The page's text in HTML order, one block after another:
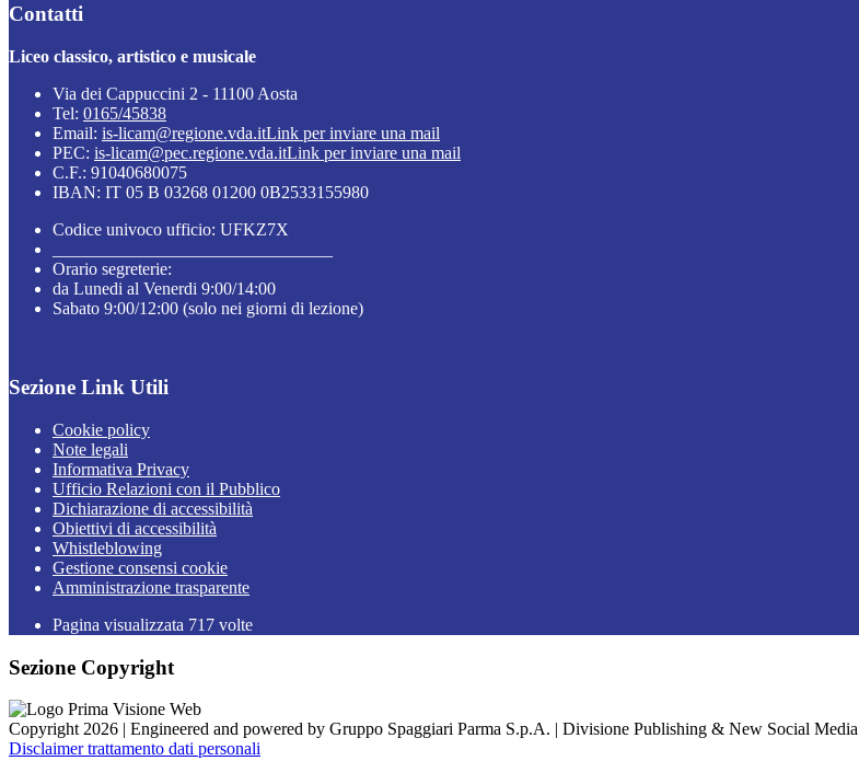
Contatti
Liceo classico, artistico e musicale
Via dei Cappuccini 2 - 11100 Aosta
Tel: 0165/45838
Email: is-licam@regione.vda.itLink per inviare una mail
PEC: is-licam@pec.regione.vda.itLink per inviare una mail
C.F.: 91040680075
IBAN: IT 05 B 03268 01200 0B2533155980
Codice univoco ufficio: UFKZ7X
Orario segreterie:
da Lunedi al Venerdi 9:00/14:00
Sabato 9:00/12:00 (solo nei giorni di lezione)
Sezione Link Utili
Cookie policy
Note legali
Informativa Privacy
Ufficio Relazioni con il Pubblico
Dichiarazione di accessibilità
Obiettivi di accessibilità
Whistleblowing
Gestione consensi cookie
Amministrazione trasparente
Pagina visualizzata 717 volte
Sezione Copyright
Copyright 2026 | Engineered and powered by Gruppo Spaggiari Parma S.p.A. | Divisione Publishing & New Social Media
Disclaimer trattamento dati personali